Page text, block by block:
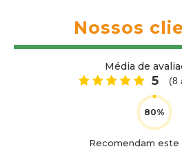
Nossos
Média de
5 (8
Recomendam